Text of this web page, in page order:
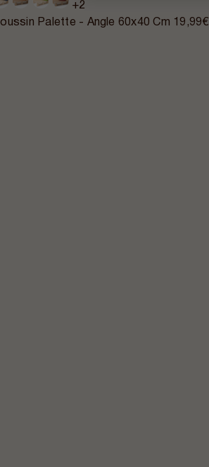
+2
Palette - Angle 60x40 Cm
19,99€